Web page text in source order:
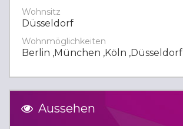
Wohnsitz
Düsseldorf
Wohnmöglichkeiten
Berlin ,München ,Köln ,Düsseldorf
Aussehen